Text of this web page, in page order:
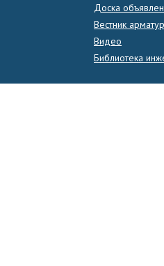
Доска
Вестник
Видео
Библиотека